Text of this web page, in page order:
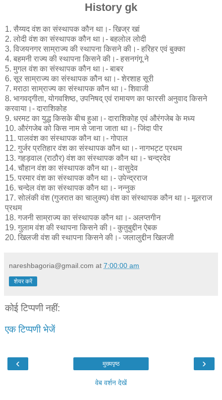
History gk
1. सैय्यद वंश का संस्थापक कौन था।- खिज्र खां
2. लोदी वंश का संस्थापक कौन था।- बहलोल लोदी
3. विजयनगर साम्राज्य की स्थापना किसने की।- हरिहर एवं बुक्का
4. बहमनी राज्य की स्थापना किसने की।- हसनगंगू ने
5. मुगल वंश का संस्थापक कौन था।- बाबर
6. सूर साम्राज्य का संस्थापक कौन था।- शेरशाह सूरी
7. मराठा साम्राज्य का संस्थापक कौन था।- शिवाजी
8. भागवद्गीता, योगवशिष्ठ, उपनिषद् एवं रामायण का फारसी अनुवाद किसने
करवाया।- दाराशिकोह
9. धरमट का युद्ध किसके बीच हुआ।- दाराशिकोह एवं औरंगजेब के मध्य
10. औरंगजेब को किस नाम से जाना जाता था।- जिंदा पीर
11. पालवंश का संस्थापक कौन था।- गोपाल
12. गुर्जर प्रतिहार वंश का संस्थापक कौन था।- नागभट्ट प्रथम
13. गहड़वाल (राठौर) वंश का संस्थापक कौन था।- चन्द्रदेव
14. चौहान वंश का संस्थापक कौन था।- वासुदेव
15. परमार वंश का संस्थापक कौन था।- उपेन्द्रराज
16. चन्देल वंश का संस्थापक कौन था।- नन्नुक
17. सोलंकी वंश (गुजरात का चालुक्य) वंश का संस्थापक कौन था।- मूलराज
प्रथम
18. गजनी साम्राज्य का संस्थापक कौन था।- अलप्तगीन
19. गुलाम वंश की स्थापना किसने की।- कुतुबुद्दीन ऐबक
20. खिलजी वंश की स्थापना किसने की।- जलालुद्दीन खिलजी
nareshbagoria@gmail.com at 7:00:00 am
शेयर करें
कोई टिप्पणी नहीं:
एक टिप्पणी भेजें
‹ ›
मुख्यपृष्ठ
वेब वर्शन देखें